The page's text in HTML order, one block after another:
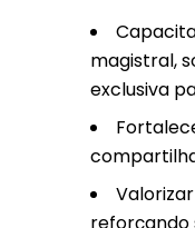
magistral,
exclusiva
reforçando